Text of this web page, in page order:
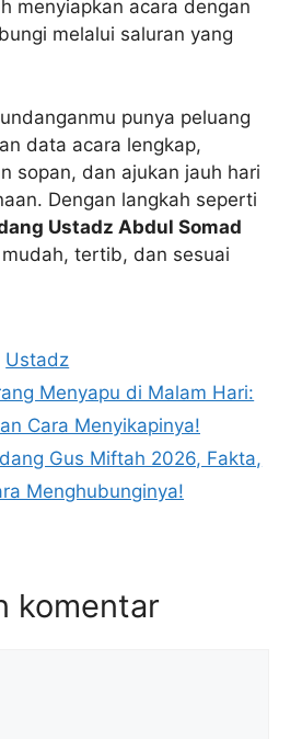
menyiapkan acara dengan
melalui saluran yang
punya peluang
data acara lengkap,
sopan, dan ajukan jauh hari
Dengan langkah seperti
Ustadz Abdul Somad
tertib, dan sesuai
Ustadz
Menyapu di Malam Hari:
Cara Menyikapinya!
Gus Miftah 2026, Fakta,
Menghubunginya!
komentar